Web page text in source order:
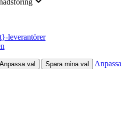
leverantörer
Anpassa val Spara mina val
Anpassa